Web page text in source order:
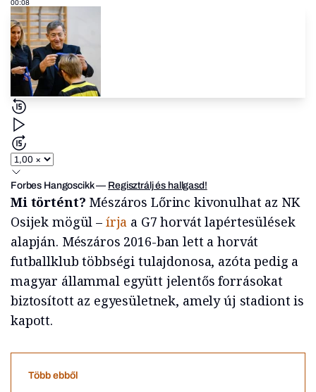
00:08
Forbes Hangoscikk— Regisztrálj és hallgasd!
Mi történt? Mészáros Lőrinc kivonulhat az NK
Osijek mögül – írja a G7 horvát lapértesülések
alapján. Mészáros 2016-ban lett a horvát
futballklub többségi tulajdonosa, azóta pedig a
magyar állammal együtt jelentős forrásokat
biztosított az egyesületnek, amely új stadiont is
kapott.
Több ebből